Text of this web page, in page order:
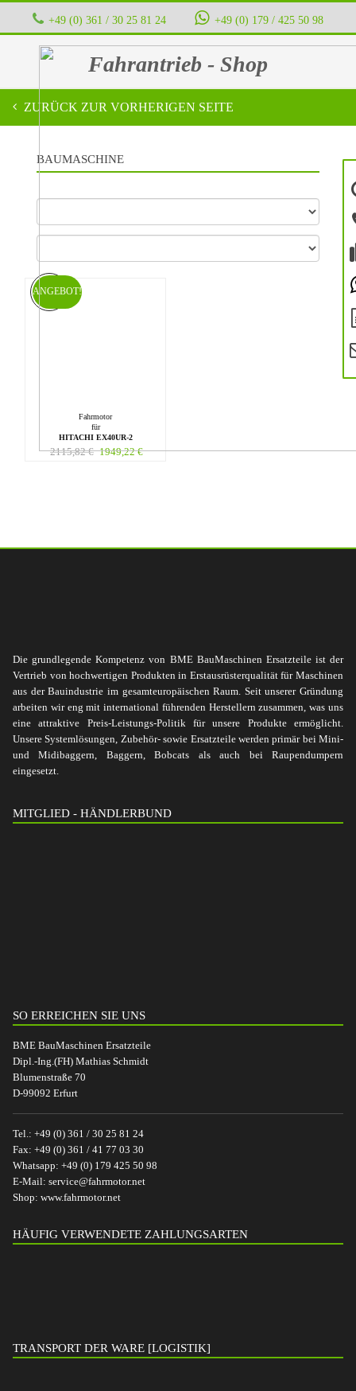
+49 (0) 361 / 30 25 81 24 ‭ ‭ ‭ ‭ +49 (0) 179 / 425 50 98
Fahrantrieb - Shop
ZURÜCK ZUR VORHERIGEN SEITE
BAUMASCHINE
Fahrmotor
für
HITACHI EX40UR-2
2115,82€ 1949,22€
ANGEBOT!
Die grundlegende Kompetenz von BME BauMaschinen Ersatzteile ist der
Vertrieb von hochwertigen Produkten in Erstausrüsterqualität für Maschinen
aus der Bauindustrie im gesamteuropäischen Raum. Seit unserer Gründung
arbeiten wir eng mit international führenden Herstellern zusammen, was uns
eine attraktive Preis-Leistungs-Politik für unsere Produkte ermöglicht.
Unsere Systemlösungen, Zubehör- sowie Ersatzteile werden primär bei Mini-
und Midibaggern, Baggern, Bobcats als auch bei Raupendumpern
eingesetzt.
MITGLIED - HÄNDLERBUND
SO ERREICHEN SIE UNS
BME BauMaschinen Ersatzteile
Dipl.-Ing.(FH) Mathias Schmidt
Blumenstraße 70
D-99092 Erfurt
Tel.: +49 (0) 361 / 30 25 81 24
Fax: +49 (0) 361 / 41 77 03 30
Whatsapp: +49 (0) 179 425 50 98
E-Mail: service@fahrmotor.net
Shop: www.fahrmotor.net
HÄUFIG VERWENDETE ZAHLUNGSARTEN
TRANSPORT DER WARE [LOGISTIK]